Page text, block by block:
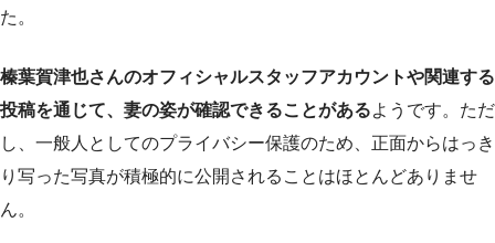
た。
榛葉賀津也さんのオフィシャルスタッフアカウントや関連する
投稿を通じて、妻の姿が確認できることがあるようです。ただ
し、一般人としてのプライバシー保護のため、正面からはっき
り写った写真が積極的に公開されることはほとんどありませ
ん。